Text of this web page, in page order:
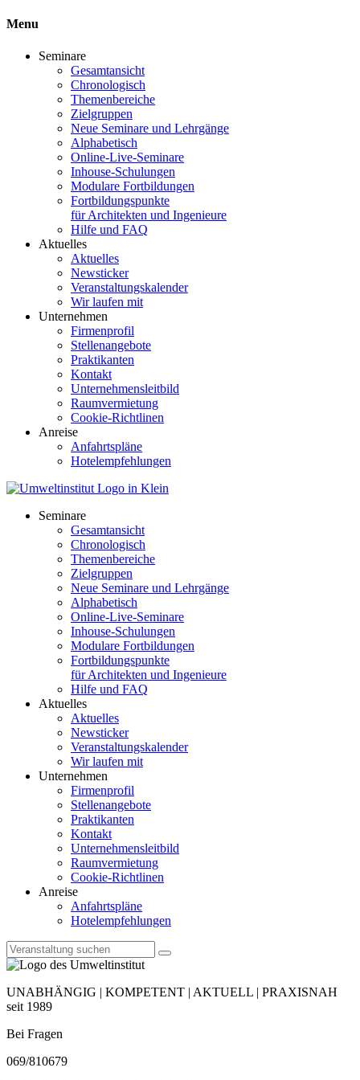
Menu
Seminare
Gesamtansicht
Chronologisch
Themenbereiche
Zielgruppen
Neue Seminare und Lehrgänge
Alphabetisch
Online-Live-Seminare
Inhouse-Schulungen
Modulare Fortbildungen
Fortbildungspunkte
für Architekten und Ingenieure
Hilfe und FAQ
Aktuelles
Aktuelles
Newsticker
Veranstaltungskalender
Wir laufen mit
Unternehmen
Firmenprofil
Stellenangebote
Praktikanten
Kontakt
Unternehmensleitbild
Raumvermietung
Cookie-Richtlinen
Anreise
Anfahrtspläne
Hotelempfehlungen
Seminare
Gesamtansicht
Chronologisch
Themenbereiche
Zielgruppen
Neue Seminare und Lehrgänge
Alphabetisch
Online-Live-Seminare
Inhouse-Schulungen
Modulare Fortbildungen
Fortbildungspunkte
für Architekten und Ingenieure
Hilfe und FAQ
Aktuelles
Aktuelles
Newsticker
Veranstaltungskalender
Wir laufen mit
Unternehmen
Firmenprofil
Stellenangebote
Praktikanten
Kontakt
Unternehmensleitbild
Raumvermietung
Cookie-Richtlinen
Anreise
Anfahrtspläne
Hotelempfehlungen
UNABHÄNGIG | KOMPETENT | AKTUELL | PRAXISNAH
seit 1989
Bei Fragen
069/810679